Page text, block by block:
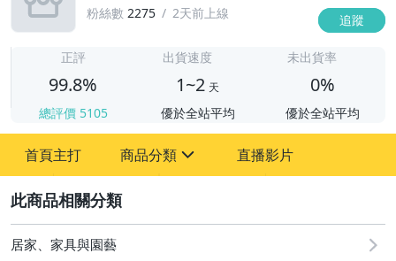
粉絲數 2275 2天前上線 追蹤
正評
99.8%
總評價 5105
出貨速度
1~2 天
優於全站平均
未出貨率
0%
優於全站平均
首頁主打 商品分類
圖書/影音/文具
直播影片
居家、家具與園藝